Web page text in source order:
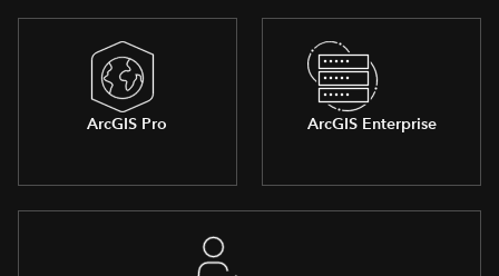
ArcGIS Pro ArcGIS Enterprise